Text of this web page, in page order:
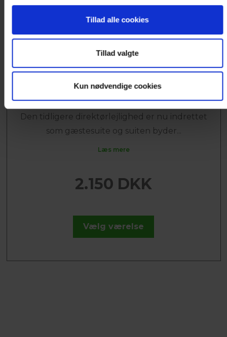
Tillad alle cookies
Tillad valgte
Kun nødvendige cookies
SUITE MED UDSIGT
Den tidligere direktørlejlighed er nu indrettet
som gæstesuite og suiten byder...
Læs mere
2.150 DKK
Vælg værelse